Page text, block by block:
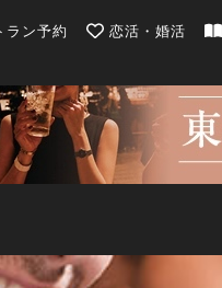
ダー | 最新のグルメ、洗練
ラン予約 恋活・婚活